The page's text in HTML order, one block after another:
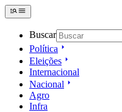
Buscar
Política
Eleições
Internacional
Nacional
Agro
Infra